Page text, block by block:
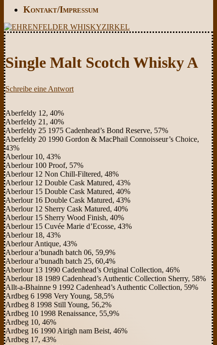
Kontakt/Impressum
Single Malt Scotch Whisky A
Schreibe eine Antwort
Aberfeldy 12, 40%
Aberfeldy 21, 40%
Aberfeldy 25 1975 Cadenhead’s Bond Reserve, 57%
Aberfeldy 20 1990 Gordon & MacPhail Connoisseur’s Choice,
43%
Aberlour 10, 43%
Aberlour 100 Proof, 57%
Aberlour 12 Non Chill-Filtered, 48%
Aberlour 12 Double Cask Matured, 43%
Aberlour 15 Double Cask Matured, 40%
Aberlour 16 Double Cask Matured, 43%
Aberlour 12 Sherry Cask Matured, 40%
Aberlour 15 Sherry Wood Finish, 40%
Aberlour 15 Cuvée Marie d’Ecosse, 43%
Aberlour 18, 43%
Aberlour Antique, 43%
Aberlour a’bunadh batch 06, 59,9%
Aberlour a’bunadh batch 25, 60,4%
Aberlour 13 1990 Cadenhead’s Original Collection, 46%
Aberlour 18 1989 Cadenhead’s Authentic Collection Sherry, 58%
Allt-a-Bhainne 9 1992 Cadenhead’s Authentic Collection, 59%
Ardbeg 6 1998 Very Young, 58,5%
Ardbeg 8 1998 Still Young, 56,2%
Ardbeg 10 1998 Renaissance, 55,9%
Ardbeg 10, 46%
Ardbeg 16 1990 Airigh nam Beist, 46%
Ardbeg 17, 43%